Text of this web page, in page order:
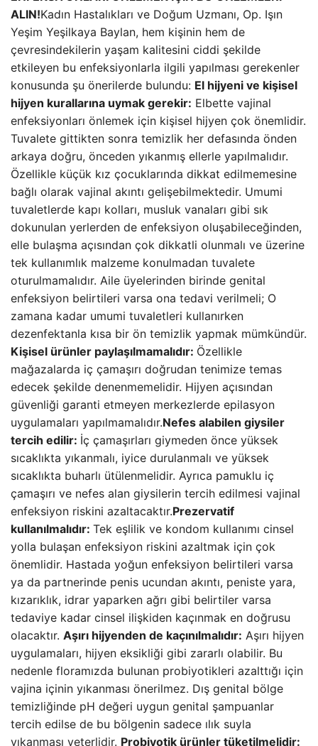
ALIN!Kadın Hastalıkları ve Doğum Uzmanı, Op. Işın
Yeşim Yeşilkaya Baylan, hem kişinin hem de
çevresindekilerin yaşam kalitesini ciddi şekilde
etkileyen bu enfeksiyonlarla ilgili yapılması gerekenler
konusunda şu önerilerde bulundu: El hijyeni ve kişisel
hijyen kurallarına uymak gerekir: Elbette vajinal
enfeksiyonları önlemek için kişisel hijyen çok önemlidir.
Tuvalete gittikten sonra temizlik her defasında önden
arkaya doğru, önceden yıkanmış ellerle yapılmalıdır.
Özellikle küçük kız çocuklarında dikkat edilmemesine
bağlı olarak vajinal akıntı gelişebilmektedir. Umumi
tuvaletlerde kapı kolları, musluk vanaları gibi sık
dokunulan yerlerden de enfeksiyon oluşabileceğinden,
elle bulaşma açısından çok dikkatli olunmalı ve üzerine
tek kullanımlık malzeme konulmadan tuvalete
oturulmamalıdır. Aile üyelerinden birinde genital
enfeksiyon belirtileri varsa ona tedavi verilmeli; O
zamana kadar umumi tuvaletleri kullanırken
dezenfektanla kısa bir ön temizlik yapmak mümkündür.
Kişisel ürünler paylaşılmamalıdır: Özellikle
mağazalarda iç çamaşırı doğrudan tenimize temas
edecek şekilde denenmemelidir. Hijyen açısından
güvenliği garanti etmeyen merkezlerde epilasyon
uygulamaları yapılmamalıdır.Nefes alabilen giysiler
tercih edilir: İç çamaşırları giymeden önce yüksek
sıcaklıkta yıkanmalı, iyice durulanmalı ve yüksek
sıcaklıkta buharlı ütülenmelidir. Ayrıca pamuklu iç
çamaşırı ve nefes alan giysilerin tercih edilmesi vajinal
enfeksiyon riskini azaltacaktır.Prezervatif
kullanılmalıdır: Tek eşlilik ve kondom kullanımı cinsel
yolla bulaşan enfeksiyon riskini azaltmak için çok
önemlidir. Hastada yoğun enfeksiyon belirtileri varsa
ya da partnerinde penis ucundan akıntı, peniste yara,
kızarıklık, idrar yaparken ağrı gibi belirtiler varsa
tedaviye kadar cinsel ilişkiden kaçınmak en doğrusu
olacaktır. Aşırı hijyenden de kaçınılmalıdır: Aşırı hijyen
uygulamaları, hijyen eksikliği gibi zararlı olabilir. Bu
nedenle floramızda bulunan probiyotikleri azalttığı için
vajina içinin yıkanması önerilmez. Dış genital bölge
temizliğinde pH değeri uygun genital şampuanlar
tercih edilse de bu bölgenin sadece ılık suyla
yıkanması yeterlidir. Probiyotik ürünler tüketilmelidir: